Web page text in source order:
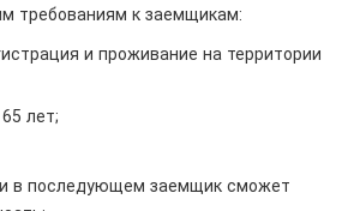
требованиям к заемщикам:
и проживание на территории
лет;
в последующем заемщик сможет